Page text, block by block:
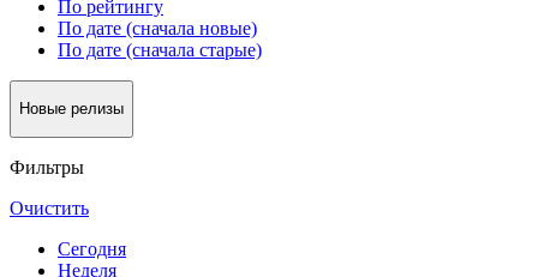
По рейтингу
По дате (сначала новые)
По дате (сначала старые)
Новые релизы
Фильтры
Очистить
Сегодня
Неделя